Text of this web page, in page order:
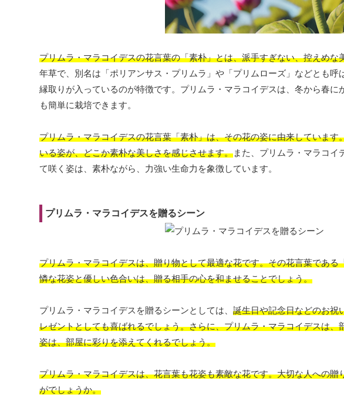
プリムラ・マラコイデスの花言葉の「素朴」とは、派手すぎない、控えめな
年草で、別名は「ポリアンサス・プリムラ」や「プリムローズ」などとも
縁取りが入っているのが特徴です。プリムラ・マラコイデスは、冬から春
も簡単に栽培できます。
プリムラ・マラコイデスの花言葉「素朴」は、その花の姿に由来していま
いる姿が、どこか素朴な美しさを感じさせます。また、プリムラ・マラコイ
て咲く姿は、素朴ながら、力強い生命力を象徴しています。
プリムラ・マラコイデスを贈るシーン
プリムラ・マラコイデスは、贈り物として最適な花です。その花言葉であ
憐な花姿と優しい色合いは、贈る相手の心を和ませることでしょう。
プリムラ・マラコイデスを贈るシーンとしては、 誕生日や記念日などのお祝
レゼントとしても喜ばれるでしょう。さらに、プリムラ・マラコイデスは
姿は、部屋に彩りを添えてくれるでしょう。
プリムラ・マラコイデスは、花言葉も花姿も素敵な花です。大切な人への
がでしょうか。